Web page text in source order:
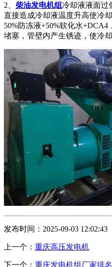
2、 柴油发电机组冷却液液面过
直接造成冷却液温度升高使冷
50%防冻液+50%软化水
堵塞，管壁内产生锈迹，使冷
发布时间：2025-09-03 12:02:43
上一个： 重庆高压发电机
下一个： 重庆发电机组厂家排名